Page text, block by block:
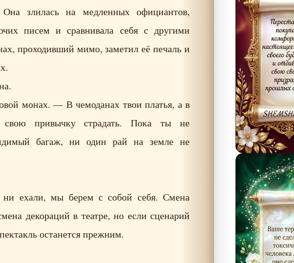
злилась на медленных официантов,
писем и сравнивала себя с другими
проходивший мимо, заметил её печаль и
монах. — В чемоданах твои платья, а в
свою привычку страдать. Пока ты не
багаж, ни один рай на земле не
ехали, мы берем с собой себя. Смена
декораций в театре, но если сценарий
останется прежним.